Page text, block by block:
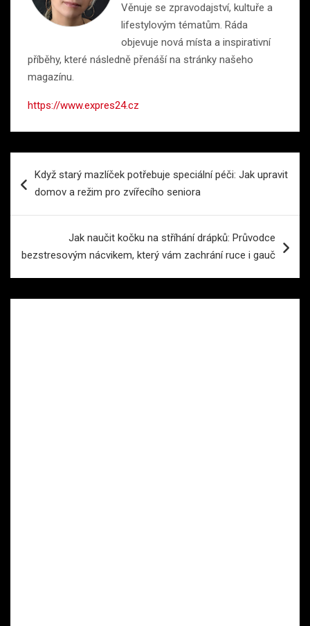
Věnuje se zpravodajství, kultuře a
lifestylovým tématům. Ráda
objevuje nová místa a inspirativní
příběhy, které následně přenáší na stránky našeho
magazínu.
https://www.expres24.cz
proKdyž starý mazlíček potřebuje speciální péči: Jak upravit
domov a režim pro zvířecího seniora
Jak naučit kočku na stříhání drápků: Průvodce
bezstresovým nácvikem, který vám zachrání ruce i gauč